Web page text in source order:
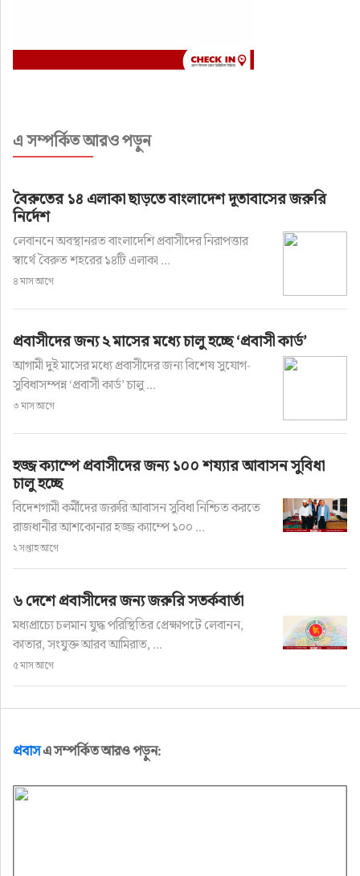
এ সম্পর্কিত আরও পড়ুন
বৈরুতের ১৪ এলাকা ছাড়তে বাংলাদেশ দূতাবাসের জরুরি
নির্দেশ
লেবাননে অবস্থানরত বাংলাদেশি প্রবাসীদের নিরাপত্তার
স্বার্থে বৈরুত শহরের ১৪টি এলাকা ...
৪ মাস আগে
প্রবাসীদের জন্য ২ মাসের মধ্যে চালু হচ্ছে ‘প্রবাসী কার্ড’
আগামী দুই মাসের মধ্যে প্রবাসীদের জন্য বিশেষ সুযোগ-
সুবিধাসম্পন্ন ‘প্রবাসী কার্ড’ চালু ...
৩ মাস আগে
হজ্জ ক্যাম্পে প্রবাসীদের জন্য ১০০ শয্যার আবাসন সুবিধা
চালু হচ্ছে
বিদেশগামী কর্মীদের জরুরি আবাসন সুবিধা নিশ্চিত করতে
রাজধানীর আশকোনার হজ্জ ক্যাম্পে ১০০ ...
২ সপ্তাহ আগে
৬ দেশে প্রবাসীদের জন্য জরুরি সতর্কবার্তা
মধ্যপ্রাচ্যে চলমান যুদ্ধ পরিস্থিতির প্রেক্ষাপটে লেবানন,
কাতার, সংযুক্ত আরব আমিরাত, ...
৫ মাস আগে
প্রবাসএ সম্পর্কিত আরও পড়ুন: